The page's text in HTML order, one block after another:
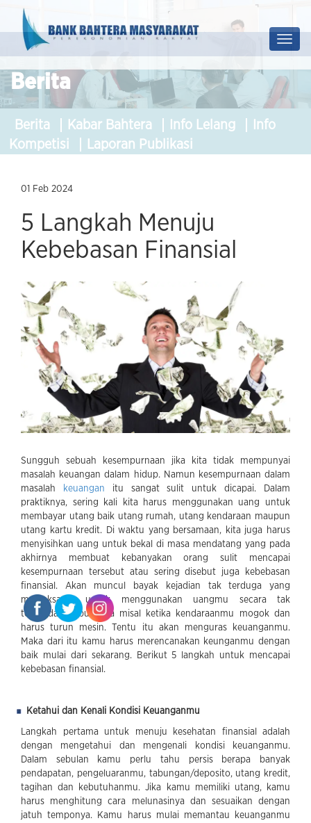
Prof
Berita
Berita Kabar Bahtera Info Lelang
Info
Kompetisi
Laporan Publikasi
01 Feb 2024
5 Langkah Menuju
Kebebasan Finansial
Sungguh sebuah kesempurnaan jika kita tidak mempunyai
masalah keuangan dalam hidup. Namun kesempurnaan dalam
masalah
keuangan itu sangat sulit untuk dicapai. Dalam
praktiknya, sering kali kita harus menggunakan uang untuk
membayar utang baik utang rumah, utang kendaraan maupun
utang kartu kredit. Di waktu yang bersamaan, kita juga harus
menyisihkan uang untuk bekal di masa mendatang yang pada
akhirnya membuat kebanyakan orang sulit mencapai
kesempurnaan tersebut atau sering disebut juga kebebasan
finansial. Akan muncul bayak kejadian tak terduga yang
memaksamu untuk menggunakan uangmu secara tak
terkendali, sebut saja misal ketika kendaraanmu mogok dan
harus turun mesin. Tentu itu akan menguras keuanganmu.
Maka dari itu kamu harus merencanakan keunganmu dengan
baik mulai dari sekarang. Berikut 5 langkah untuk mencapai
kebebasan finansial.
Ketahui dan Kenali Kondisi Keuanganmu
Langkah pertama untuk menuju kesehatan finansial adalah
dengan mengetahui dan mengenali kondisi keuanganmu.
Dalam sebulan kamu perlu tahu persis berapa banyak
pendapatan, pengeluaranmu, tabungan/deposito, utang kredit,
tagihan dan kebutuhanmu. Jika kamu memiliki utang, kamu
harus menghitung cara melunasinya dan sesuaikan dengan
jatuh temponya. Kamu harus mulai memantau keuanganmu